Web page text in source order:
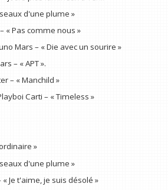
d'une plume »
« Pas comme nous »
Mars – « Die avec un sourire »
– « APT ».
– « Manchild »
Carti – « Timeless »
»
d'une plume »
Je t'aime, je suis désolé »